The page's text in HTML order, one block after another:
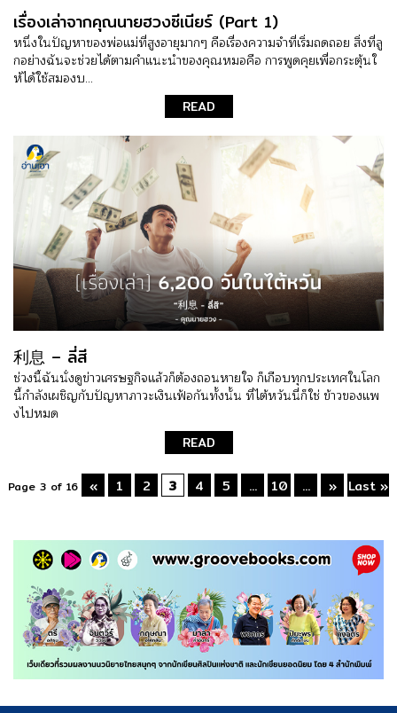
เรื่องเล่าจากคุณนายฮวงซีเนียร์ (Part 1)
หนึ่งในปัญหาของพ่อแม่ที่สูงอายุมากๆ คือเรื่องความจำที่เริ่มถดถอย สิ่งที่ลู
กอย่างฉันจะช่วยได้ตามคำแนะนำของคุณหมอคือ การพูดคุยเพื่อกระตุ้นใ
ห้ได้ใช้สมองบ...
READ
利息 – ลี่สี
ช่วงนี้ฉันนั่งดูข่าวเศรษฐกิจแล้วก็ต้องถอนหายใจ ก็เกือบทุกประเทศในโลก
นี้กำลังเผชิญกับปัญหาภาวะเงินเฟ้อกันทั้งนั้น ที่ไต้หวันนี่ก็ใช่ ข้าวของแพ
งไปหมด
READ
Page 3 of 16 « 1 2 3 4 5 ... 10 ... » Last »